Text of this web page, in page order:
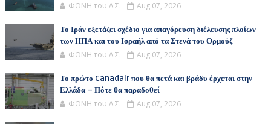
ΦΩΝΗ του Λ.Σ. Aug 07, 2026
Το Ιράν εξετάζει σχέδιο για απαγόρευση διέλευσης πλοίων
των ΗΠΑ και του Ισραήλ από τα Στενά του Ορμούζ
ΦΩΝΗ του Λ.Σ. Aug 07, 2026
Το πρώτο Canadair που θα πετά και βράδυ έρχεται στην
Ελλάδα – Πότε θα παραδοθεί
ΦΩΝΗ του Λ.Σ. Aug 07, 2026